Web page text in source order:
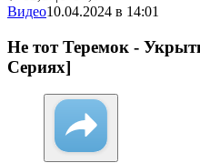
Видео10.04.2024 в 14:01
Не тот Теремок -
Сериях]